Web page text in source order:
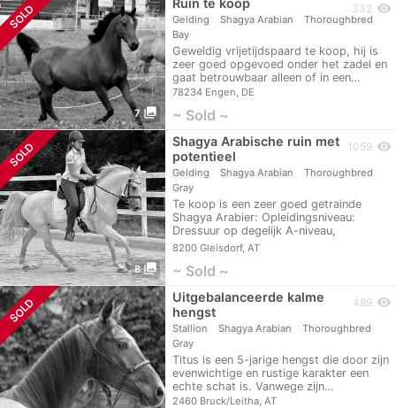
SOLD
7 photo_library
Gelding Shagya Arabian
Thoroughbred
Bay
Geweldig vrijetijdspaard te koop, hij is
zeer goed opgevoed onder het zadel en
gaat betrouwbaar alleen of in een…
78234 Engen, DE
332 visibility
~ Sold ~
SOLD
8 photo_library
Shagya Arabische ruin met
potentieel
Gelding Shagya Arabian
Thoroughbred
Gray
Te koop is een zeer goed getrainde
Shagya Arabier: Opleidingsniveau:
Dressuur op degelijk A-niveau,
potentieel…
8200 Gleisdorf, AT
1059 visibility
~ Sold ~
SOLD
Uitgebalanceerde kalme
hengst
Stallion Shagya Arabian
Thoroughbred
Gray
Titus is een 5-jarige hengst die door zijn
evenwichtige en rustige karakter een
echte schat is. Vanwege zijn…
2460 Bruck/Leitha, AT
489 visibility